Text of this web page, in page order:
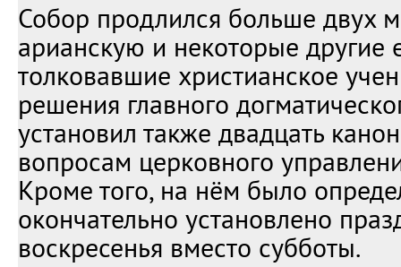
Собор продлился больше двух
арианскую и некоторые другие
толковавшие христианское
решения главного
установил также двадцать
вопросам церковного
Кроме того, на нём было
окончательно установлено
воскресенья вместо субботы.